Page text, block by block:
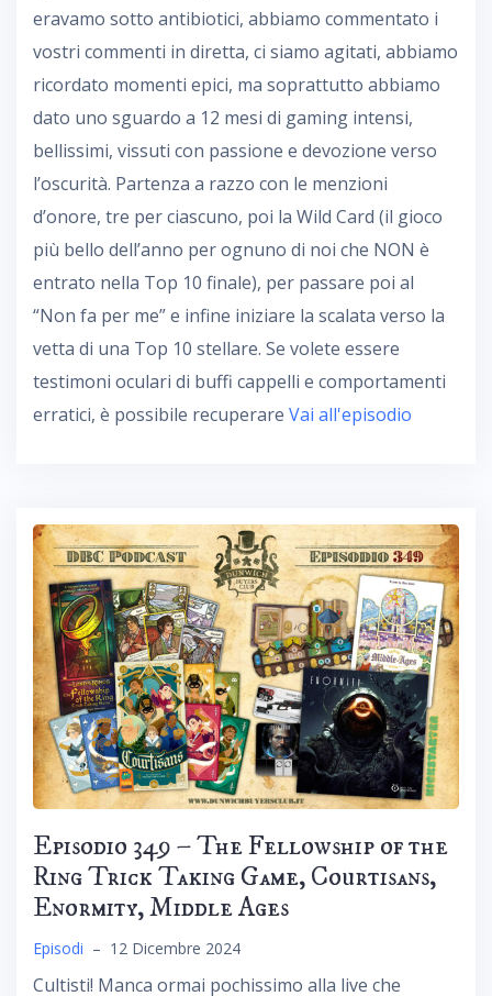
eravamo sotto antibiotici, abbiamo commentato i
vostri commenti in diretta, ci siamo agitati, abbiamo
ricordato momenti epici, ma soprattutto abbiamo
dato uno sguardo a 12 mesi di gaming intensi,
bellissimi, vissuti con passione e devozione verso
l’oscurità. Partenza a razzo con le menzioni
d’onore, tre per ciascuno, poi la Wild Card (il gioco
più bello dell’anno per ognuno di noi che NON è
entrato nella Top 10 finale), per passare poi al
“Non fa per me” e infine iniziare la scalata verso la
vetta di una Top 10 stellare. Se volete essere
testimoni oculari di buffi cappelli e comportamenti
erratici, è possibile recuperare Vai all'episodio
Episodio 349 – The Fellowship of the
Ring Trick Taking Game, Courtisans,
Enormity, Middle Ages
Episodi – 12 Dicembre 2024
Cultisti! Manca ormai pochissimo alla live che